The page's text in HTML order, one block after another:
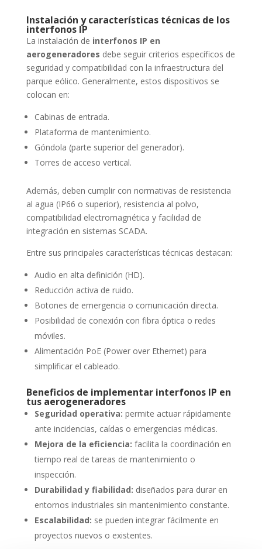
Instalación y características técnicas de los
interfonos IP
La instalación de interfonos IP en
aerogeneradores debe seguir criterios específicos de
seguridad y compatibilidad con la infraestructura del
parque eólico. Generalmente, estos dispositivos se
colocan en:
Cabinas de entrada.
Plataforma de mantenimiento.
Góndola (parte superior del generador).
Torres de acceso vertical.
Además, deben cumplir con normativas de resistencia
al agua (IP66 o superior), resistencia al polvo,
compatibilidad electromagnética y facilidad de
integración en sistemas SCADA.
Entre sus principales características técnicas destacan:
Audio en alta definición (HD).
Reducción activa de ruido.
Botones de emergencia o comunicación directa.
Posibilidad de conexión con fibra óptica o redes
móviles.
Alimentación PoE (Power over Ethernet) para
simplificar el cableado.
Beneficios de implementar interfonos IP en
tus aerogeneradores
Seguridad operativa: permite actuar rápidamente
ante incidencias, caídas o emergencias médicas.
Mejora de la eficiencia: facilita la coordinación en
tiempo real de tareas de mantenimiento o
inspección.
Durabilidad y fiabilidad: diseñados para durar en
entornos industriales sin mantenimiento constante.
Escalabilidad: se pueden integrar fácilmente en
proyectos nuevos o existentes.